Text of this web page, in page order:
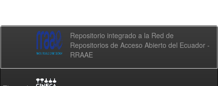
Repositorio integrado a la Red de
Repositorios de Acceso Abierto del Ecuador -
RRAAE